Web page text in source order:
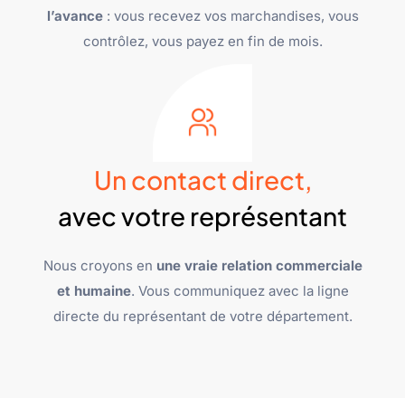
l’avance: vous recevez vos marchandises, vous
contrôlez, vous payez en fin de mois.
Un contact direct,
avec votre représentant
Nous croyons en une vraie relation commerciale
et humaine. Vous communiquez avec la ligne
directe du représentant de votre département.